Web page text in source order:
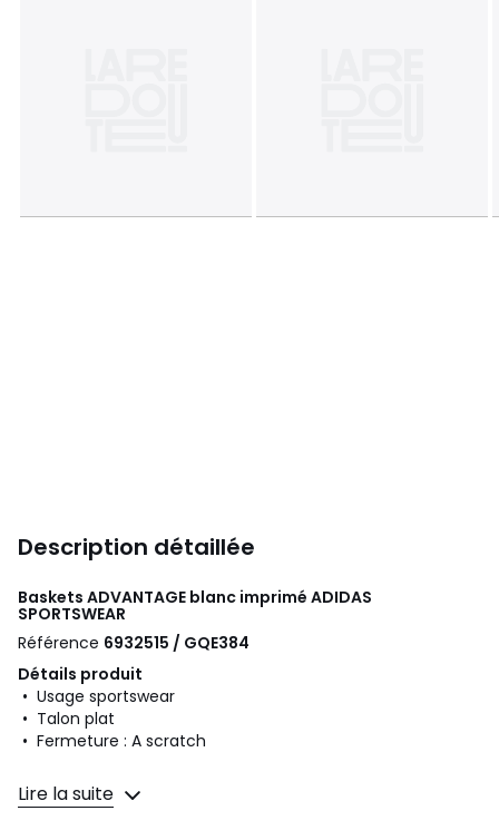
Description détaillée
Baskets ADVANTAGE blanc imprimé ADIDAS
SPORTSWEAR
Référence 6932515 / GQE384
Détails produit
• Usage sportswear
• Talon plat
• Fermeture : A scratch
Composition et Entretien
• Dessus/Tige : 100% autres matériaux
Lire la suite